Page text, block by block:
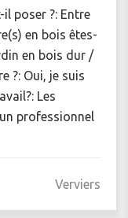
poser ?: Entre
en bois êtes-
en bois dur /
?: Oui, je suis
Les
professionnel
Verviers